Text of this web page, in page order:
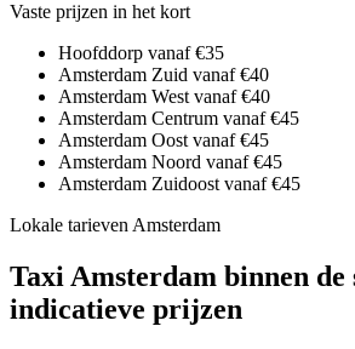
Vaste prijzen in het kort
Hoofddorp vanaf €35
Amsterdam Zuid vanaf €40
Amsterdam West vanaf €40
Amsterdam Centrum vanaf €45
Amsterdam Oost vanaf €45
Amsterdam Noord vanaf €45
Amsterdam Zuidoost vanaf €45
Lokale tarieven Amsterdam
Taxi Amsterdam binnen de
indicatieve prijzen